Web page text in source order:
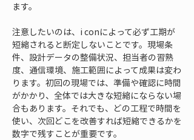
ます。
注意したいのは、i conによって必ず工期が
短縮されると断定しないことです。現場条
件、設計データの整備状況、担当者の習熟
度、通信環境、施工範囲によって成果は変わ
ります。初回の現場では、準備や確認に時間
がかかり、全体では大きな短縮にならない場
合もあります。それでも、どの工程で時間を
使い、次回どこを改善すれば短縮できるかを
数字で残すことが重要です。